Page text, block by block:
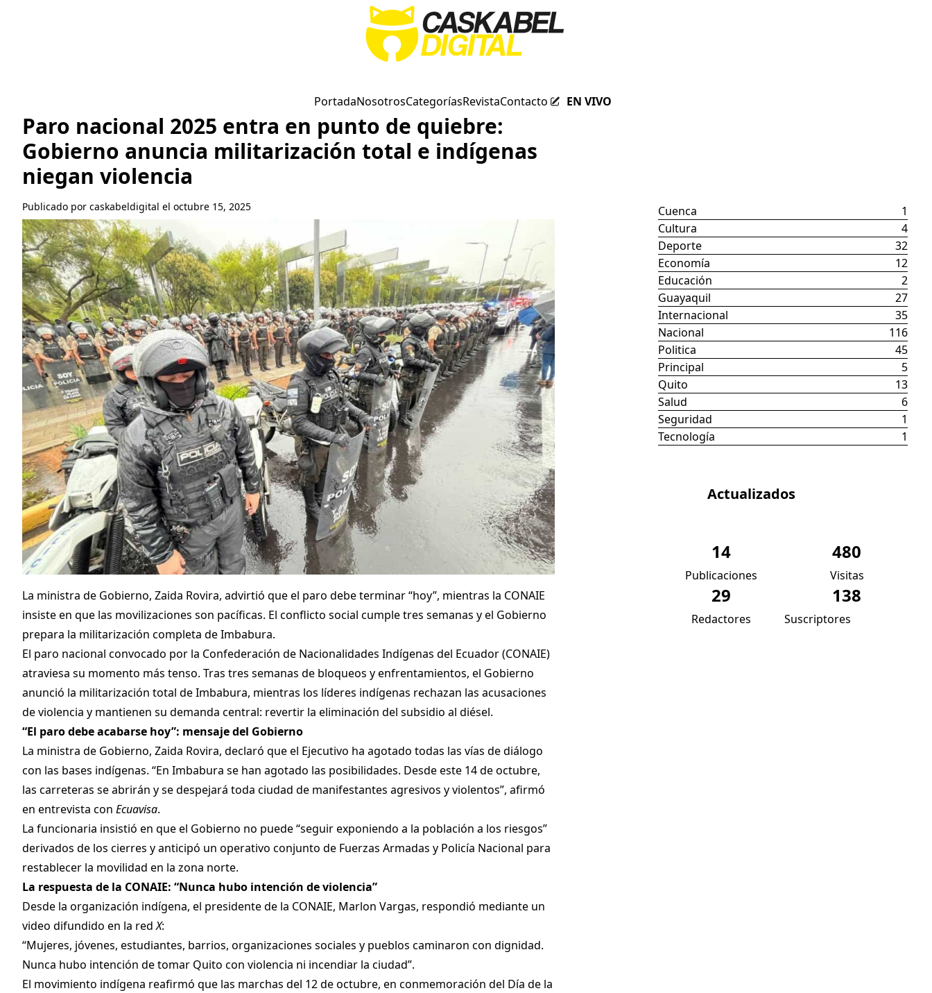
PortadaNosotrosCategoríasRevistaContacto EN VIVO
Paro nacional 2025 entra en punto de quiebre:
Gobierno anuncia militarización total e indígenas
niegan violencia
Publicado por caskabeldigital el octubre 15, 2025
La ministra de Gobierno, Zaida Rovira, advirtió que el paro debe terminar “hoy”, mientras la CONAIE
insiste en que las movilizaciones son pacíficas. El conflicto social cumple tres semanas y el Gobierno
prepara la militarización completa de Imbabura.
El paro nacional convocado por la Confederación de Nacionalidades Indígenas del Ecuador (CONAIE)
atraviesa su momento más tenso. Tras tres semanas de bloqueos y enfrentamientos, el Gobierno
anunció la militarización total de Imbabura, mientras los líderes indígenas rechazan las acusaciones
de violencia y mantienen su demanda central: revertir la eliminación del subsidio al diésel.
“El paro debe acabarse hoy”: mensaje del Gobierno
La ministra de Gobierno, Zaida Rovira, declaró que el Ejecutivo ha agotado todas las vías de diálogo
con las bases indígenas. “En Imbabura se han agotado las posibilidades. Desde este 14 de octubre,
las carreteras se abrirán y se despejará toda ciudad de manifestantes agresivos y violentos”, afirmó
en entrevista con Ecuavisa.
La funcionaria insistió en que el Gobierno no puede “seguir exponiendo a la población a los riesgos”
derivados de los cierres y anticipó un operativo conjunto de Fuerzas Armadas y Policía Nacional para
restablecer la movilidad en la zona norte.
La respuesta de la CONAIE: “Nunca hubo intención de violencia”
Desde la organización indígena, el presidente de la CONAIE, Marlon Vargas, respondió mediante un
video difundido en la redX:
“Mujeres, jóvenes, estudiantes, barrios, organizaciones sociales y pueblos caminaron con dignidad.
Nunca hubo intención de tomar Quito con violencia ni incendiar la ciudad”.
El movimiento indígena reafirmó que las marchas del 12 de octubre, en conmemoración del Día de la
Cuenca
1
Cultura
4
Deporte
32
Economía
12
Educación
2
Guayaquil
27
Internacional
35
Nacional
116
Politica
45
Principal
5
Quito
13
Salud
6
Seguridad
1
Tecnología
1
Actualizados
14
Publicaciones
480
Visitas
29
Redactores
138
Suscriptores